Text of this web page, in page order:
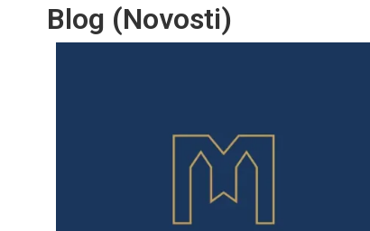
Blog (Novosti)